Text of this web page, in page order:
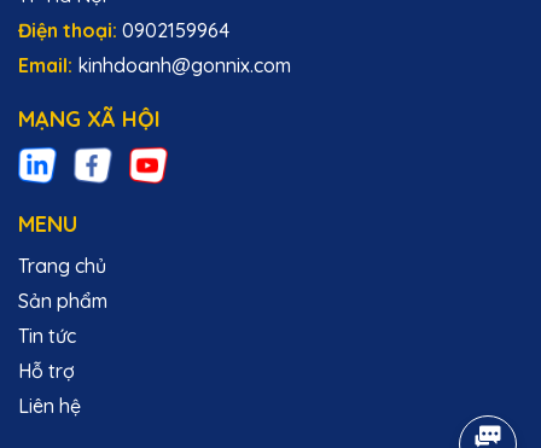
Điện thoại: 0902159964
Email: kinhdoanh@gonnix.com
MẠNG XÃ HỘI
MENU
Trang chủ
Sản phẩm
Tin tức
Hỗ trợ
Liên hệ